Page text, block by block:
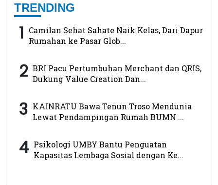
TRENDING
1 Camilan Sehat Sahate Naik Kelas, Dari Dapur
Rumahan ke Pasar Glob...
2 BRI Pacu Pertumbuhan Merchant dan QRIS,
Dukung Value Creation Dan...
3 KAINRATU Bawa Tenun Troso Mendunia
Lewat Pendampingan Rumah BUMN ...
4 Psikologi UMBY Bantu Penguatan
Kapasitas Lembaga Sosial dengan Ke...